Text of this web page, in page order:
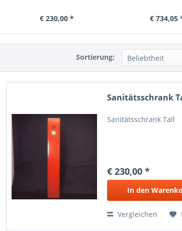
€ 230,00 * € 734,05
Sortierung:
Sanitätsschrank
Sanitätsschrank Tall
€ 230,00 *
In den
Vergleichen